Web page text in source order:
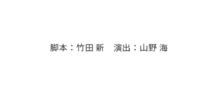
脚本：竹田 新 演出：山野 海